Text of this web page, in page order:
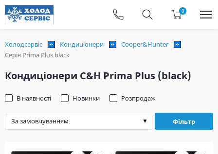
0
Холодсервіс Кондиціонери
Cooper&Hunter
Серія Prima Plus black
Кондиціонери C&H Prima Plus (black)
Фільтр
В наявності Новинки Розпродаж